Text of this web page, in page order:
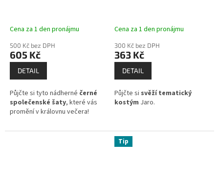
Cena za 1 den pronájmu
500 Kč bez DPH
605 Kč
DETAIL
Půjčte si tyto nádherné černé
společenské šaty, které vás
promění v královnu večera!
Cena za 1 den pronájmu
300 Kč bez DPH
363 Kč
DETAIL
Půjčte si svěží tematický
kostým Jaro.
Tip